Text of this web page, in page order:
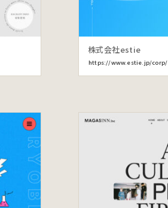
株式会社estie
https://www.estie.jp/corp/